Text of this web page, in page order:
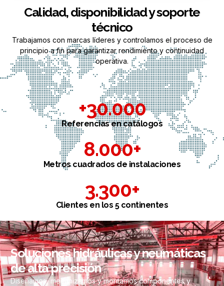
Calidad, disponibilidad y soporte
técnico
Trabajamos con marcas líderes y controlamos el proceso de
principio a fin para garantizar rendimiento y continuidad
operativa.
Referencias en catálogos
+30.000
Metros cuadrados de instalaciones
8.000+
Clientes en los 5 continentes
3.300+
Soluciones hidráulicas y neumáticas
de alta precisión
Diseñamos, mecanizamos y montamos componentes y